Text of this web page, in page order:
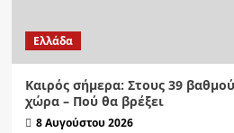
Ελλάδα
Καιρός σήμερα: Στους 39
χώρα – Πού θα βρέξει
8 Αυγούστου 2026